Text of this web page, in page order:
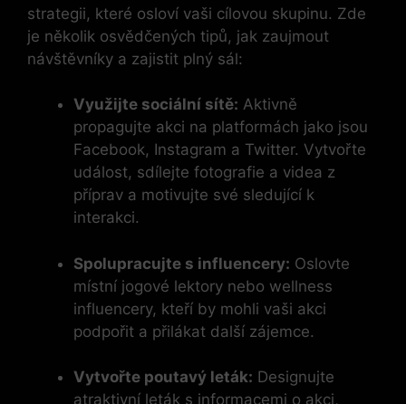
strategii, které osloví vaši cílovou skupinu. Zde
je několik osvědčených tipů, jak zaujmout
návštěvníky a zajistit plný sál:
Využijte sociální sítě: Aktivně
propagujte akci na platformách jako jsou
Facebook, Instagram a Twitter. Vytvořte
událost, sdílejte fotografie a videa z
příprav a motivujte své sledující k
interakci.
Spolupracujte s influencery: Oslovte
místní jogové lektory nebo wellness
influencery, kteří by mohli vaši akci
podpořit a přilákat další zájemce.
Vytvořte poutavý leták: Designujte
atraktivní leták s informacemi o akci,